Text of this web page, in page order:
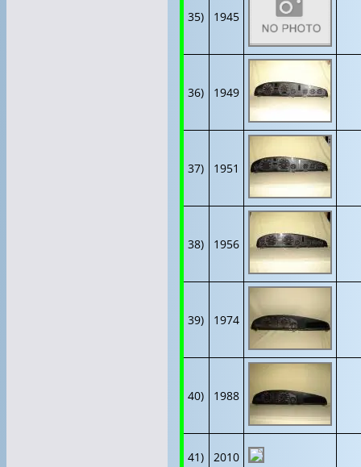
35) 1945
36) 1949
37) 1951
38) 1956
39) 1974
40) 1988
41) 2010